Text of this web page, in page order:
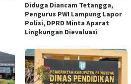
Diduga Diancam Tetangga,
Pengurus PWI Lampung Lapor
Polisi, DPRD Minta Aparat
Lingkungan Dievaluasi